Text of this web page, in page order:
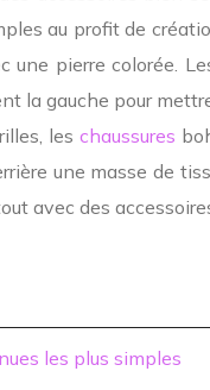
au profit de
une pierre colorée.
la gauche pour
leschaussures
une masse de
avec des
les plus simples